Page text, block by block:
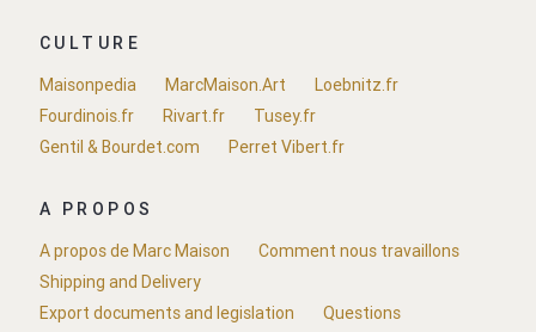
CULTURE
Maisonpedia
MarcMaison.Art
Loebnitz.fr
Fourdinois.fr
Rivart.fr
Tusey.fr
Gentil & Bourdet.com
Perret Vibert.fr
A PROPOS
A propos de Marc Maison
Comment nous travaillons
Shipping and Delivery
Export documents and legislation
Questions